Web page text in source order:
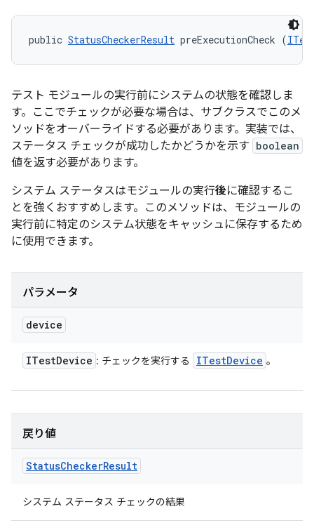
public StatusCheckerResult preExecutionCheck (
テスト モジュールの実行前にシステムの状態を確認しま
す。ここでチェックが必要な場合は、サブクラスでこのメ
ソッドをオーバーライドする必要があります。実装では、
ステータス チェックが成功したかどうかを示す boolean
値を返す必要があります。
システム ステータスはモジュールの実行後に確認するこ
とを強くおすすめします。このメソッドは、モジュールの
実行前に特定のシステム状態をキャッシュに保存するため
に使用できます。
パラメータ
device
ITestDevice : チェックを実行する ITestDevice 。
戻り値
StatusCheckerResult
システム ステータス チェックの結果